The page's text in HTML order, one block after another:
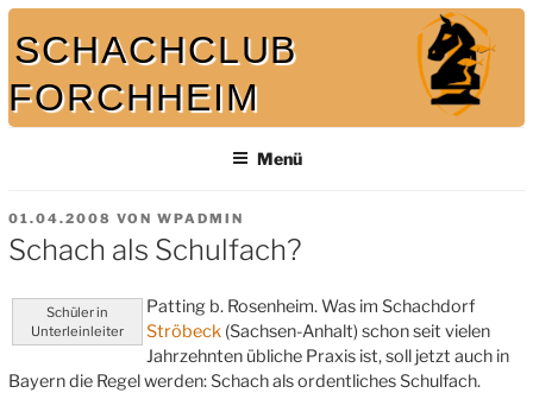
Zum
Inhalt
springen
SCHACHCLUB
FORCHHEIM
Menü
VERÖFFENTLICHT
AM
01.04.2008 VONWPADMIN
Schach als Schulfach?
Schüler in
Unterleinleiter
Patting b. Rosenheim. Was im Schachdorf
Ströbeck (Sachsen-Anhalt) schon seit vielen
Jahrzehnten übliche Praxis ist, soll jetzt auch in
Bayern die Regel werden: Schach als ordentliches Schulfach.